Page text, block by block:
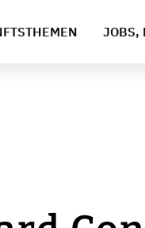
JOBS,